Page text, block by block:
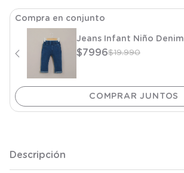
Compra en conjunto
Jeans Infant Niño Denim
$7996$19.990
Descripción